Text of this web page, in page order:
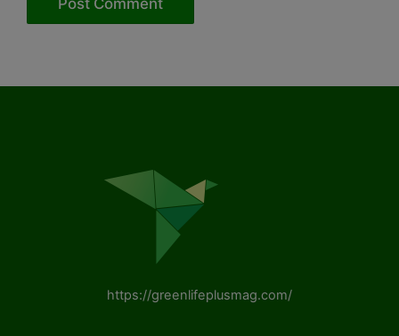
https://greenlifeplusmag.com/